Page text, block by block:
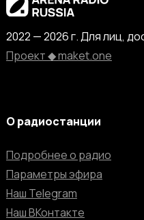
2022 — 2026 г. Для лиц,
Проект ◆ maket.one
О радиостанции
Подробнее о радио
Параметры эфира
Наш Telegram
Наш ВКонтакте